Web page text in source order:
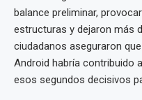
balance preliminar,
estructuras y dejaron más
ciudadanos aseguraron
Android habría contribuido
esos segundos decisivos